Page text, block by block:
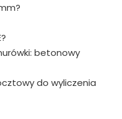
betonowy
do wyliczenia